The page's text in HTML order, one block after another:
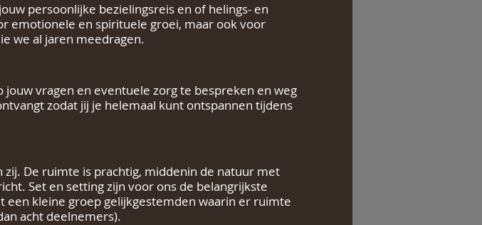
persoonlijke bezielingsreis en of helings- en
emotionele en spirituele groei, maar ook voor
we al jaren meedragen.
vragen en eventuele zorg te bespreken en weg
zodat jij je helemaal kunt ontspannen tijdens
De ruimte is prachtig, middenin de natuur met
Set en setting zijn voor ons de belangrijkste
kleine groep gelijkgestemden waarin er ruimte
acht deelnemers).